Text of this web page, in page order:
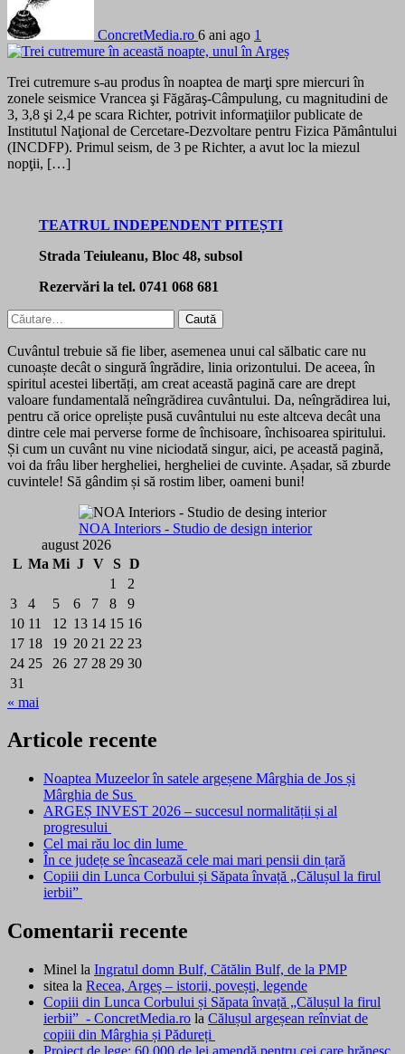
ConcretMedia.ro 6 ani ago 1
Trei cutremure s-au produs în noaptea de marţi spre miercuri în
zonele seismice Vrancea şi Făgăraş-Câmpulung, cu magnitudini de
3, 3,8 şi 2,4 pe scara Richter, potrivit informaţiilor publicate de
Institutul Naţional de Cercetare-Dezvoltare pentru Fizica Pământului
(INCDFP). Primul seism, de 3 pe Richter, a avut loc la miezul
nopţii, […]
TEATRUL INDEPENDENT PITEȘTI
Strada Teiuleanu, Bloc 48, subsol
Rezervări la tel. 0741 068 681
Caută
după:
Cuvântul trebuie să fie liber, asemenea unui cal sălbatic care nu
cunoaște decât o singură îngrădire, linia orizontului. De aceea, în
spiritul acestei libertăți, am creat această pagină care are drept
valoare fundamentală neîngrădirea cuvântului. Da, neîngrădirea lui,
pentru că orice opreliște pusă cuvântului nu este altceva decât una
dintre cele mai perverse forme de închisoare, închisoarea spiritului.
Și cum un cuvânt nu vine niciodată singur, aici, pe această pagină,
voi da frâu liber hergheliei, hergheliei de cuvinte. Așadar, să zburde
cuvintele! Să gândim și să rostim liber, oameni buni!
NOA Interiors - Studio de design interior
august 2026
L Ma Mi J V S D
1
2
3
4 5 6 7 8
9
10 11 12 13 14 15 16
17 18 19 20 21 22 23
24 25 26 27 28 29 30
31
« mai
Articole recente
Noaptea Muzeelor în satele argeșene Mârghia de Jos și
Mârghia de Sus
ARGEȘ INVEST 2026 – succesul normalității și al
progresului
Cel mai rău loc din lume
În ce județe se încasează cele mai mari pensii din țară
Copiii din Lunca Corbului și Săpata învață „Călușul la firul
ierbii”
Comentarii recente
Minel la Ingratul domn Bulf, Cătălin Bulf, de la PMP
sitea la Recea, Argeș – istorii, povești, legende
Copiii din Lunca Corbului și Săpata învață „Călușul la firul
ierbii” - ConcretMedia.ro la Călușul argeșean reînviat de
copiii din Mârghia și Pădureți